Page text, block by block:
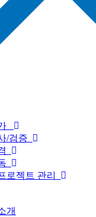
/검증
로젝트 관리
개